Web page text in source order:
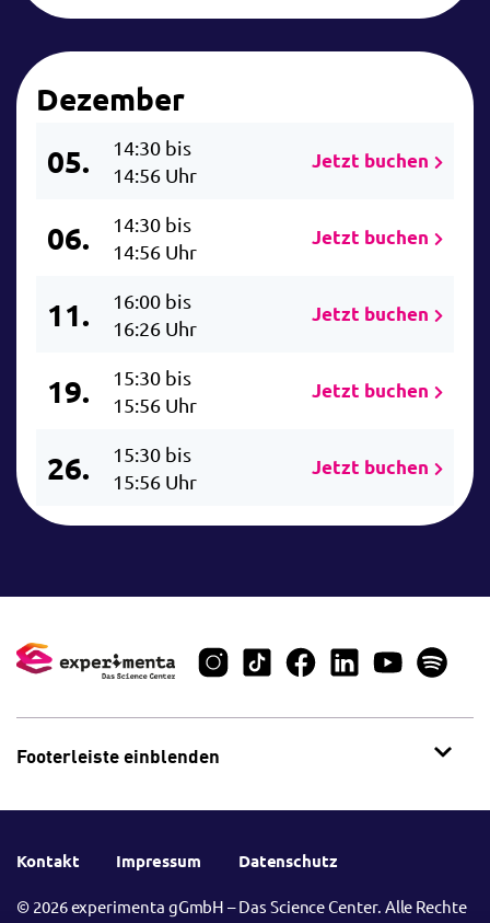
Dezember
05.
14:30 bis
14:56 Uhr
Jetzt buchen
06.
14:30 bis
14:56 Uhr
Jetzt buchen
11.
16:00 bis
16:26 Uhr
Jetzt buchen
19.
15:30 bis
15:56 Uhr
Jetzt buchen
26.
15:30 bis
15:56 Uhr
Jetzt buchen
Footerleiste einblenden
Kontakt Impressum Datenschutz
© 2026 experimenta gGmbH – Das Science Center. Alle Rechte